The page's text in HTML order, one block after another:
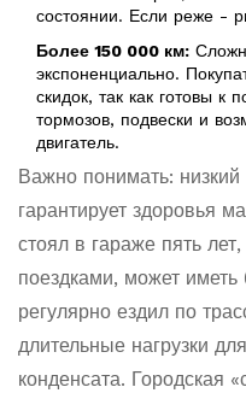
состоянии. Если реже -
Более 150 000 км:
экспоненциально.
скидок, так как готовы к
тормозов, подвески и
двигатель.
Важно понимать:
гарантирует здоровья
стоял в гараже пять
поездками, может
регулярно ездил по
длительные нагрузки
конденсата. Городская